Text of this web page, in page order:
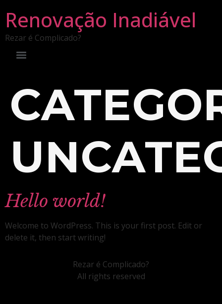
Renovação Inadiável
Rezar é Complicado?
Hello world!
Welcome to WordPress. This is your first post. Edit or
delete it, then start writing!
Rezar é Complicado?
All rights reserved